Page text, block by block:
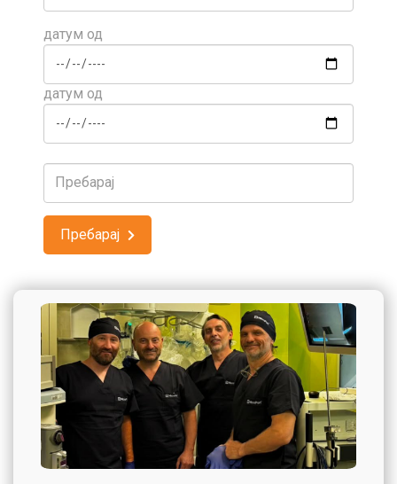
датум од
датум од
Пребарај